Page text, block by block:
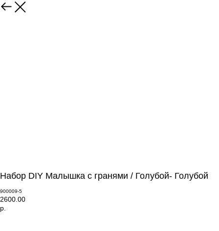
Набор DIY Малышка с гранями / Голубой- Голубой
900009-5
2600.00
р.